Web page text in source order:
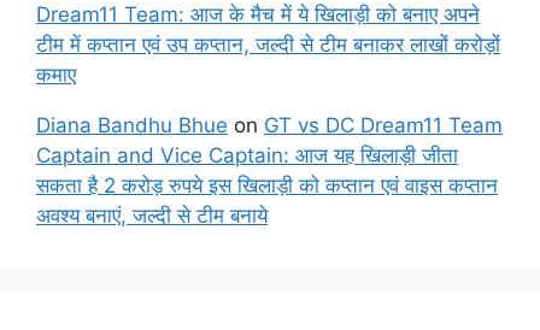
Dream11 Team: आज के मैच में ये खिलाड़ी को बनाए अपने
टीम में कप्तान एवं उप कप्तान, जल्दी से टीम बनाकर लाखों करोड़ों
कमाए
Diana Bandhu Bhue on GT vs DC Dream11 Team
Captain and Vice Captain: आज यह खिलाड़ी जीता
सकता है 2 करोड़ रुपये इस खिलाड़ी को कप्तान एवं वाइस कप्तान
अवश्य बनाएं, जल्दी से टीम बनाये